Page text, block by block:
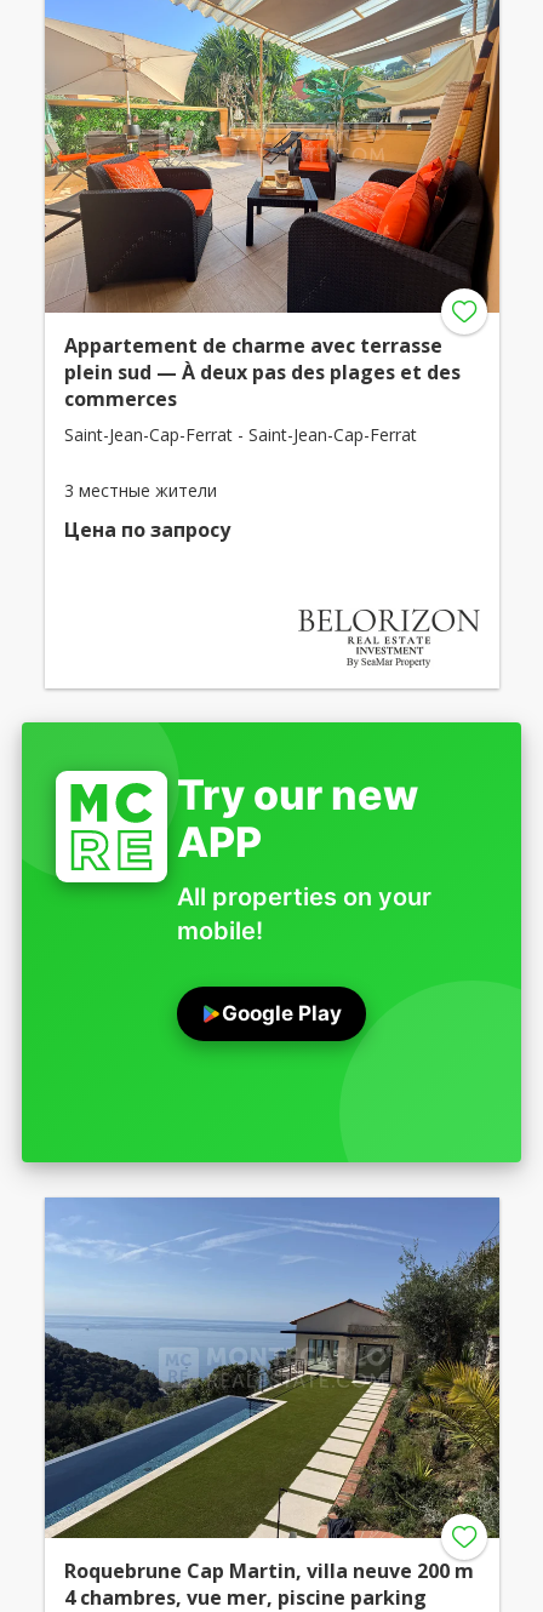
Appartement de charme avec terrasse
plein sud — À deux pas des plages et des
commerces
Saint-Jean-Cap-Ferrat - Saint-Jean-Cap-Ferrat
3 местные жители
Цена по запросу
Try our new
APP
All properties on your
mobile!
Google Play
Roquebrune Cap Martin, villa neuve 200 m
4 chambres, vue mer, piscine parking